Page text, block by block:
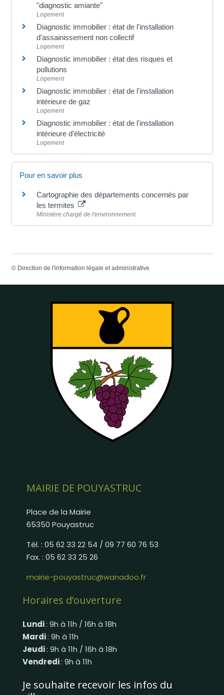
"diagnostic amiante"
Logement
Diagnostic immobilier : état de l'installation
d'assainissement non collectif
Logement
Diagnostic immobilier : état des risques et
pollutions
Logement
Diagnostic immobilier : état de l'installation
intérieure de gaz
Logement
Diagnostic immobilier : état de l'installation
intérieure d'électricité
Logement
Pour en savoir plus
Cartographie des départements concernés par
les termites
Ministère chargé de l'environnement
© Direction de l'information légale et administrative
MAIRIE DE POUYASTRUC
Place de la Mairie
65350 Pouyastruc
Tél. : 05 62 33 22 54 / 09 77 60 76 53
Fax. : 05 62 33 25 26
mairie-pouyastruc@wanadoo.fr
Horaires d’ouverture
Lundi: 9h à 11h / 16h à 18h
Mardi: 9h à 11h
Jeudi: 9h à 11h / 16h à 18h
Vendredi: 9h à 11h
Je souhaite recevoir les infos du